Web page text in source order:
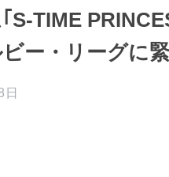
S-TIME
ー・リーグに
日